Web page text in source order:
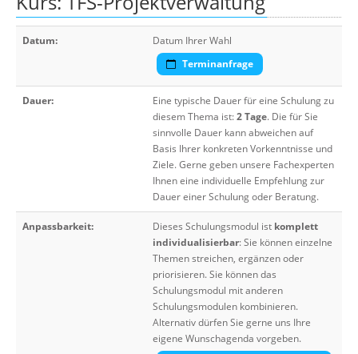
Datum:
Datum Ihrer Wahl
Terminanfrage
Dauer:
Eine typische Dauer für eine Schulung zu
diesem Thema ist:2 Tage. Die für Sie
sinnvolle Dauer kann abweichen auf
Basis Ihrer konkreten Vorkenntnisse und
Ziele. Gerne geben unsere Fachexperten
Ihnen eine individuelle Empfehlung zur
Dauer einer Schulung oder Beratung.
Anpassbarkeit: Dieses Schulungsmodul ist komplett
individualisierbar: Sie können einzelne
Themen streichen, ergänzen oder
priorisieren. Sie können das
Schulungsmodul mit anderen
Schulungsmodulen kombinieren.
Alternativ dürfen Sie gerne uns Ihre
eigene Wunschagenda vorgeben.